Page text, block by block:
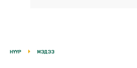
НҮҮР МЭДЭЭ